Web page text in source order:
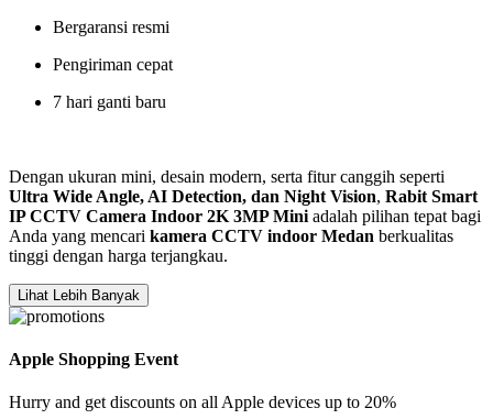
Bergaransi resmi
Pengiriman cepat
7 hari ganti baru
Dengan ukuran mini, desain modern, serta fitur canggih seperti
Ultra Wide Angle, AI Detection, dan Night Vision, Rabit Smart
IP CCTV Camera Indoor 2K 3MP Mini adalah pilihan tepat bagi
Anda yang mencari kamera CCTV indoor Medan berkualitas
tinggi dengan harga terjangkau.
Lihat Lebih Banyak
Apple Shopping Event
Hurry and get discounts on all Apple devices up to 20%